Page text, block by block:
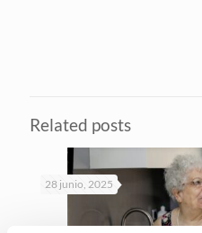
Related posts
28 junio, 2025